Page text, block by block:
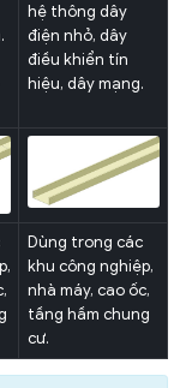
hệ thông dây
điện nhỏ, dây
điều khiển tín
hiệu, dây mạng.
Dùng trong các
khu công nghiệp,
nhà máy, cao ốc,
tầng hầm chung
cư.